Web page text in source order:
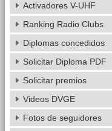
Activadores V-UHF
Ranking Radio Clubs
Diplomas concedidos
Solicitar Diploma PDF
Solicitar premios
Videos DVGE
Fotos de seguidores